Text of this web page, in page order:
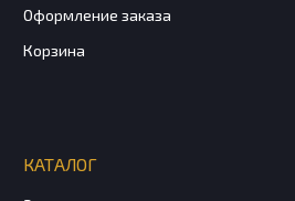
Оформление заказа
Корзина
КАТАЛОГ